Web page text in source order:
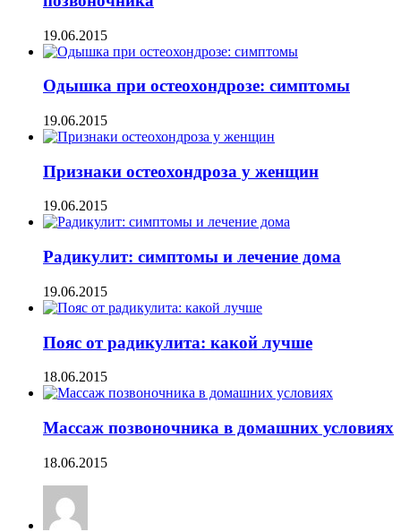
19.06.2015
Одышка при остеохондрозе: симптомы
19.06.2015
Признаки остеохондроза у женщин
19.06.2015
Радикулит: симптомы и лечение дома
19.06.2015
Пояс от радикулита: какой лучше
18.06.2015
Массаж позвоночника в домашних условиях
18.06.2015